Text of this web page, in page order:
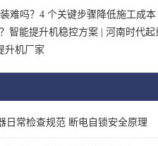
难吗？4 个关键步骤降低施工成本
智能提升机稳控方案 | 河南时代起
升机厂家
日常检查规范 断电自锁安全原理